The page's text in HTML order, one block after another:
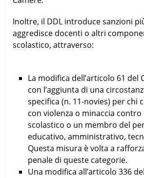
Inoltre, il DDL introduce sanzioni
aggredisce docenti o altri
scolastico, attraverso:
La modifica dell’articolo 61 del
con l’aggiunta di una
specifica (n. 11-novies) per chi
con violenza o minaccia
scolastico o un membro del
educativo, amministrativo,
Questa misura è volta a
penale di queste categorie.
Una modifica all’articolo 336